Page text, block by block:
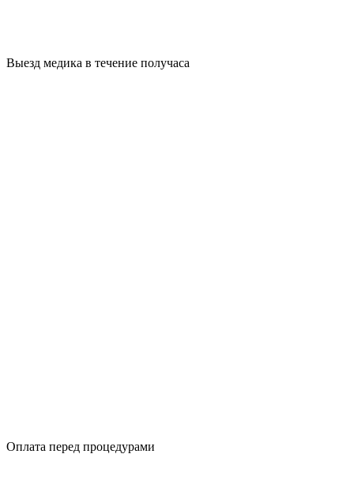
Выезд медика в течение получаса
Оплата перед процедурами